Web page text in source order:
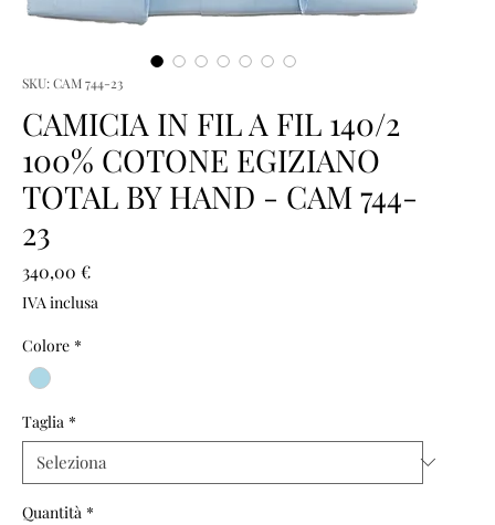
SKU: CAM 744-23
CAMICIA IN FIL A FIL 140/2
100% COTONE EGIZIANO
TOTAL BY HAND - CAM 744-
23
340,00 €Prezzo
IVA inclusa
Colore *
Taglia *
Quantità *